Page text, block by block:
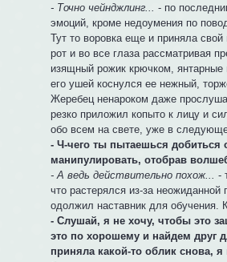
- Точно чейнджлинг... - по
эмоций, кроме недоумения по
Тут то воровка еще и приняла
рот и во все глаза рассматривая
изящный рожик крючком,
его ушей коснулся ее нежный,
Жеребец ненароком даже
резко приложил копыто к лицу и
обо всем на свете, уже в
- Ч-чего ты пытаешься добиться
манипулировать, отобрав
- А ведь действительно похож... -
что растерялся из-за
одолжил наставник для обучения.
- Слушай, я не хочу, чтобы это
это по хорошему и найдем друг
приняла какой-то облик снова,